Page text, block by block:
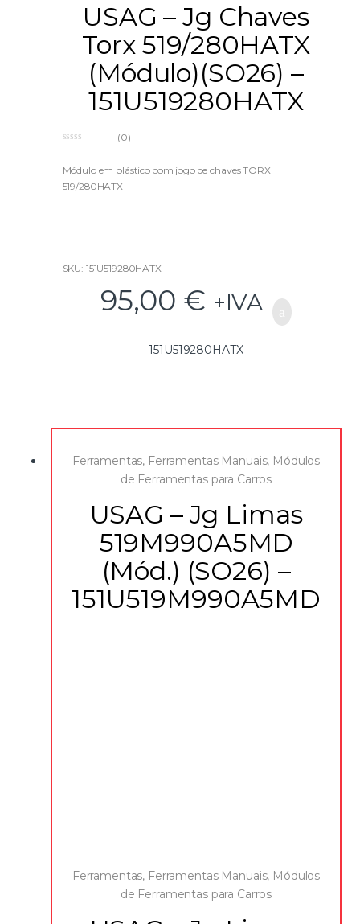
USAG – Jg Chaves
Torx 519/280HATX
(Módulo)(SO26) –
151U519280HATX
u
o
(0)
Módulo em plástico com jogo de chaves TORX
519/280HATX
SKU: 151U519280HATX
95,00 € +IVA
151U519280HATX
Ferramentas, Ferramentas Manuais, Módulos
de Ferramentas para Carros
USAG – Jg Limas
519M990A5MD
(Mód.) (SO26) –
151U519M990A5MD
Ferramentas, Ferramentas Manuais, Módulos
de Ferramentas para Carros